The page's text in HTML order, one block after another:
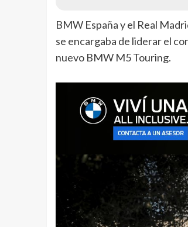
BMW España y el Real
se encargaba de liderar el
nuevo BMW M5 Touring.